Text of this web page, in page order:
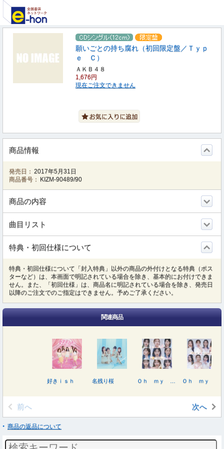
願いごとの持ち腐れ（初回限定盤／Ｔｙｐ
ｅ Ｃ）
ＡＫＢ４８
1,676円
現在ご注文できません
商品情報
発売日： 2017年5月31日
商品番号：
KIZM-90489/90
商品の内容
曲目リスト
特典・初回仕様について
特典・初回仕様について「封入特典」以外の商品の外付けとなる特典（ポス
ターなど）は、本画面で明記されている場合を除き、基本的にお付けできま
せん。また、「初回仕様」は、商品名に明記されている場合を除き、発売日
以降のご注文でのご指定はできません。予めご了承ください。
関連商品
好きｉｓｈ 名残り桜
前へ 次へ
商品の返品について